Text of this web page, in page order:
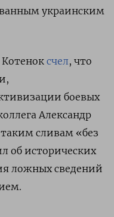
украинским
счел, что
боевых
Александр
таким сливам «без
об исторических
ложных сведений